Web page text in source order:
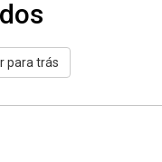
para trás